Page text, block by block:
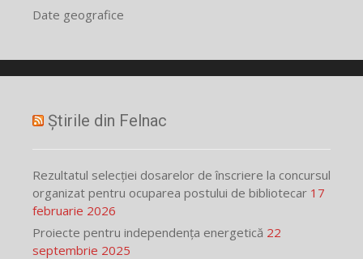
Date geografice
Știrile din Felnac
Rezultatul selecției dosarelor de înscriere la concursul
organizat pentru ocuparea postului de bibliotecar 17
februarie 2026
Proiecte pentru independența energetică 22
septembrie 2025